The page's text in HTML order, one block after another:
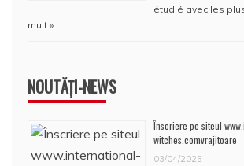
étudié avec les plus
mult »
NOUTĂȚI-NEWS
Înscriere pe siteul
witches.comvrajitoare
03/04/2025